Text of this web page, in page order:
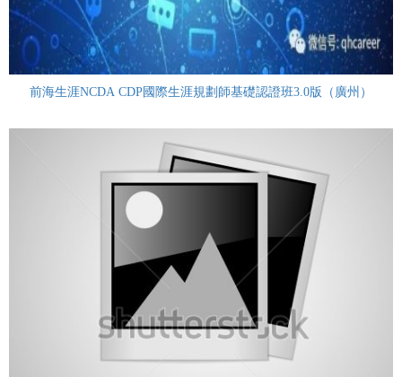
前海生涯NCDA CDP國際生涯規劃師基礎認證班3.0版（廣州）